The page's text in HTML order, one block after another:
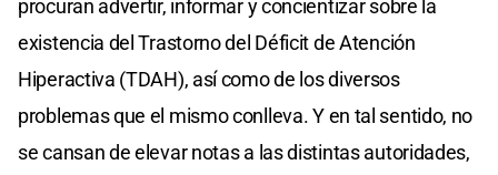
procuran advertir, informar y concientizar sobre la
existencia del Trastorno del Déficit de Atención
Hiperactiva (TDAH), así como de los diversos
problemas que el mismo conlleva. Y en tal sentido, no
se cansan de elevar notas a las distintas autoridades,